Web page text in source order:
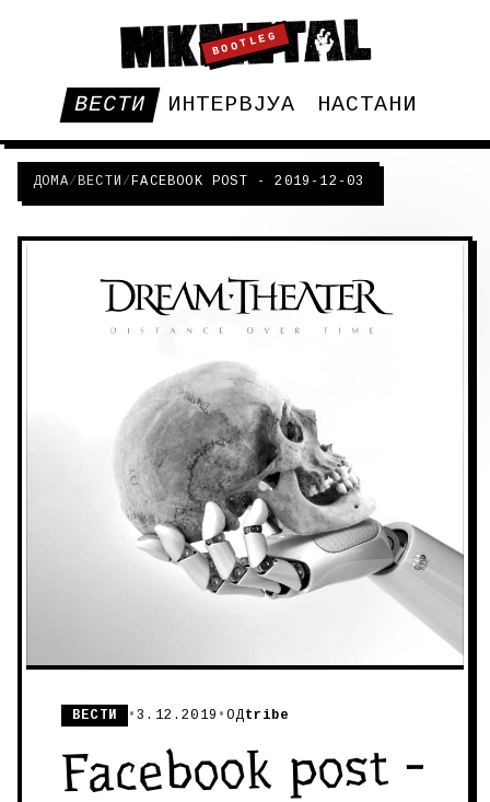
BOOTLEG
ВЕСТИ ИНТЕРВЈУА НАСТАНИ
ДОМА/ВЕСТИ /FACEBOOK POST - 2019-12-03
ВЕСТИ •3.12.2019 •ОДtribe
Facebook post -